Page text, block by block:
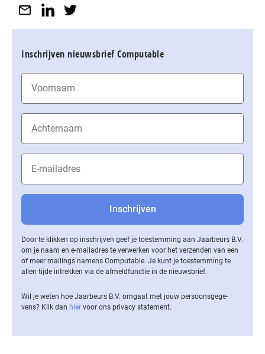
Inschrijven nieuwsbrief Computable
Door te klikken op inschrijven geef je toestemming aan Jaarbeurs B.V.
om je naam en e-mailadres te verwerken voor het verzenden van een
of meer mailings namens Computable. Je kunt je toestemming te
allen tijde intrekken via de af­meld­func­tie in de nieuwsbrief.
Wil je weten hoe Jaarbeurs B.V. omgaat met jouw per­soons­ge­ge­
vens? Klik dan hier voor ons privacy statement.